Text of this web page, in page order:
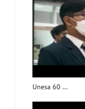
Unesa 60 ...